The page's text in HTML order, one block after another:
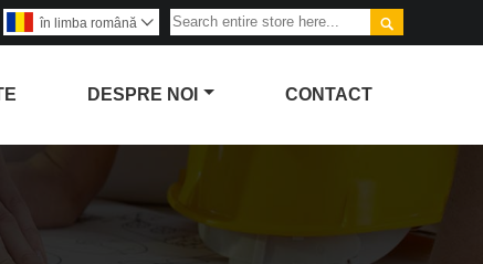

în limba română 
DESPRE NOI CONTACT